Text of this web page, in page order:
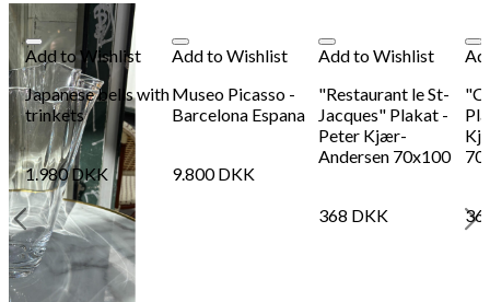
Add to Wishlist
Japanese bells with
trinkets
1.980DKK
Add to Wishlist
Museo Picasso -
Barcelona Espana
9.800DKK
Add to Wishlist
"Restaurant le St-
Jacques" Plakat -
Peter Kjær-
Andersen 70x100
368 DKK